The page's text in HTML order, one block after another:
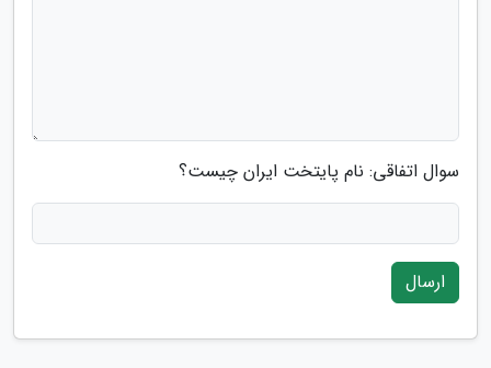
سوال اتفاقی: نام پایتخت ایران چیست؟
ارسال